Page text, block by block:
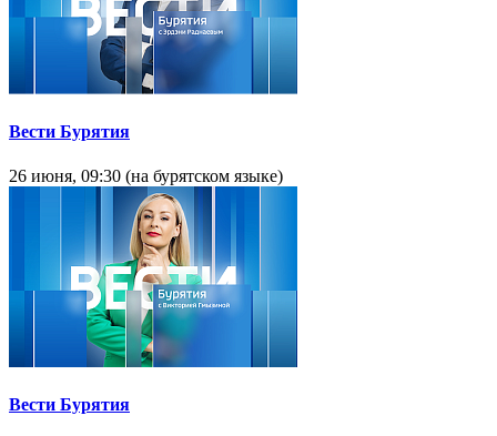
Вести Бурятия
26 июня, 09:30 (на бурятском языке)
Вести Бурятия